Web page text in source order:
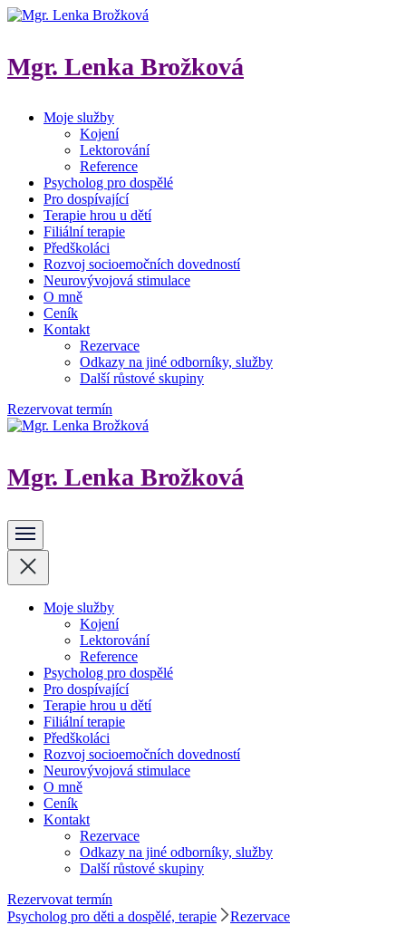
Přeskočit
(Enter)
Mgr. Lenka Brožková
Psycholog, terapeut, lektor
Moje služby
Kojení
Lektorování
Reference
Psycholog pro dospělé
Pro dospívající
Terapie hrou u dětí
Filiální terapie
Předškoláci
Rozvoj socioemočních dovedností
Neurovývojová stimulace
O mně
Ceník
Kontakt
Rezervace
Odkazy na jiné odborníky, služby
Další růstové skupiny
Rezervovat termín
Mgr. Lenka Brožková
Psycholog, terapeut, lektor
Moje služby
Kojení
Lektorování
Reference
Psycholog pro dospělé
Pro dospívající
Terapie hrou u dětí
Filiální terapie
Předškoláci
Rozvoj socioemočních dovedností
Neurovývojová stimulace
O mně
Ceník
Kontakt
Rezervace
Odkazy na jiné odborníky, služby
Další růstové skupiny
Rezervovat termín
Psycholog pro děti a dospělé, terapie
Rezervace